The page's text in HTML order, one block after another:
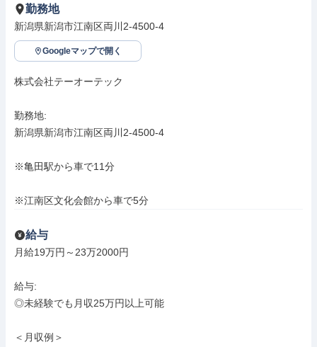
勤務地
新潟県新潟市江南区両川2-4500-4
Googleマップで開く
株式会社テーオーテック
勤務地:
新潟県新潟市江南区両川2-4500-4
※亀田駅から車で11分
※江南区文化会館から車で5分
給与
月給19万円～23万2000円
給与:
◎未経験でも月収25万円以上可能
＜月収例＞